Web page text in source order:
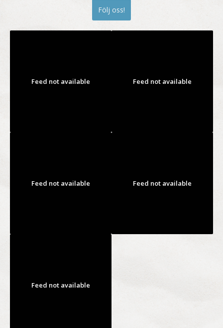
Följ oss!
Feed not available Feed not available
Feed not available Feed not available
Feed not available